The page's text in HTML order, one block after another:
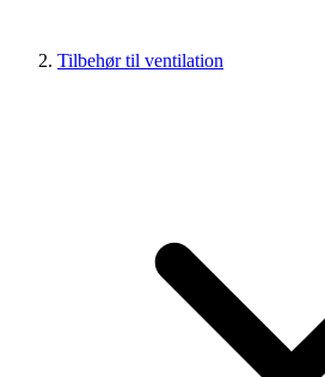
Tilbehør til ventilation